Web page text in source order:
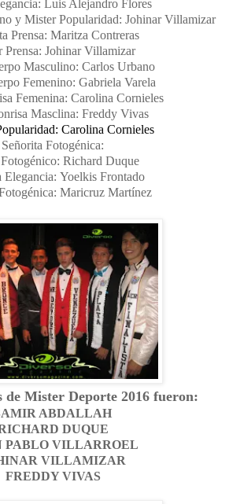
Luis Alejandro Flores
y Mister Popularidad: Johinar Villamizar
Prensa: Maritza Contreras
Prensa: Johinar Villamizar
Masculino: Carlos Urbano
Femenino: Gabriela Varela
Femenina: Carolina Cornieles
Masclina: Freddy Vivas
Carolina Cornieles
Señorita Fotogénica:
Richard Duque
Elegancia: Yoelkis Frontado
Maricruz Martínez
de Mister Deporte 2016 fueron:
ABDALLAH
DUQUE
PABLO VILLARROEL
VILLAMIZAR
FREDDY VIVAS